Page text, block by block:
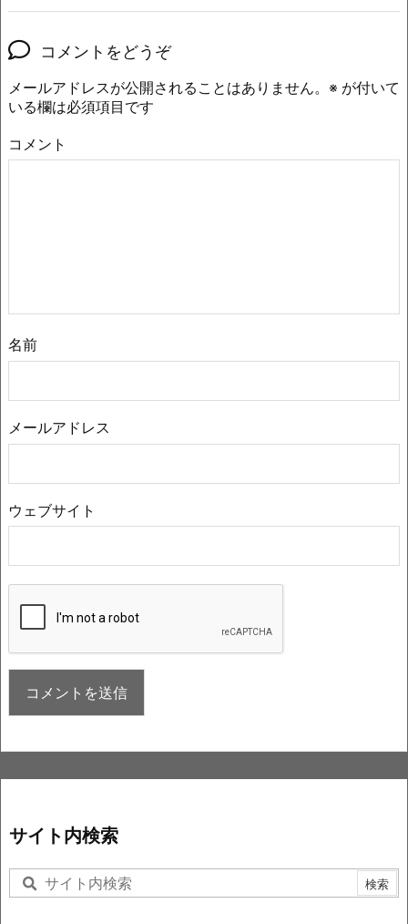
コメントをどうぞ
メールアドレスが公開されることはありません。 ※ が付いて
いる欄は必須項目です
コメント
名前
メールアドレス
ウェブサイト
サイト内検索